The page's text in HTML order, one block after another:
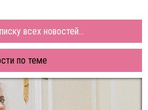
всех новостей...
по теме